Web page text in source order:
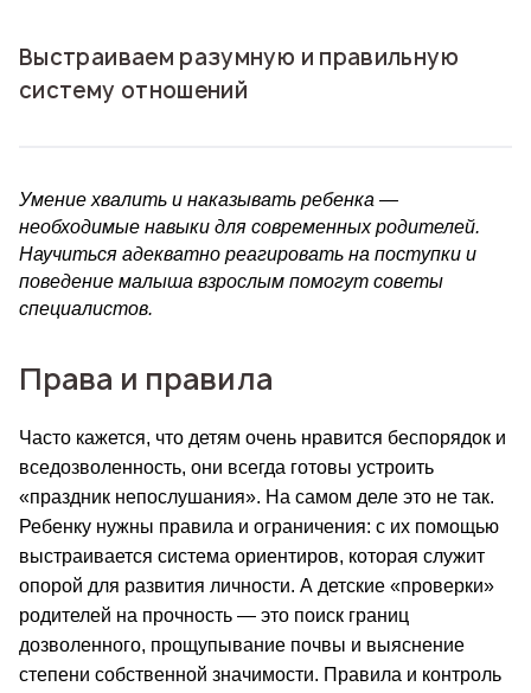
Выстраиваем разумную и правильную
систему отношений
Умение хвалить и наказывать ребенка —
необходимые навыки для современных родителей.
Научиться адекватно реагировать на поступки и
поведение малыша взрослым помогут советы
специалистов.
Права и правила
Часто кажется, что детям очень нравится беспорядок и
вседозволенность, они всегда готовы устроить
«праздник непослушания». На самом деле это не так.
Ребенку нужны правила и ограничения: с их помощью
выстраивается система ориентиров, которая служит
опорой для развития личности. А детские «проверки»
родителей на прочность — это поиск границ
дозволенного, прощупывание почвы и выяснение
степени собственной значимости. Правила и контроль